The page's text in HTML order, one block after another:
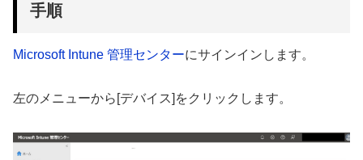
手順
Microsoft Intune 管理センターにサインインします。
左のメニューから[デバイス]をクリックします。